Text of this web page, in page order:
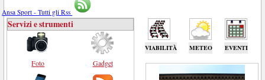
Ansa Sport - Tutti gli Rss
VIABILITÀ METEO EVENTI
Servizi e strumenti
Foto Gadget